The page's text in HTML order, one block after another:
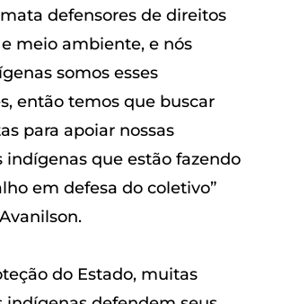
defensores de direitos
meio ambiente, e nós
somos esses
então temos que buscar
para apoiar nossas
indígenas que estão fazendo
em defesa do coletivo”
do Estado, muitas